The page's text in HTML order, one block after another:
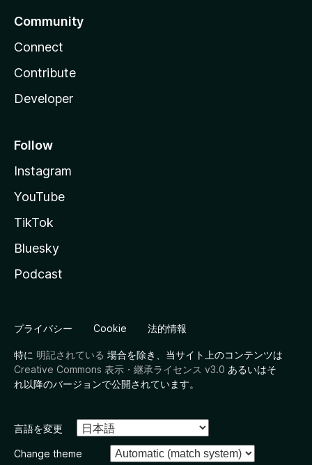
Community
Connect
Contribute
Developer
Follow
Instagram
YouTube
TikTok
Bluesky
Podcast
プライバシー Cookie 法的情報
特に 明記されている 場合を除き、当サイト上のコンテンツは
Creative Commons 表示・継承ライセンス v3.0 あるいはそ
れ以降のバージョンで公開されています。
言語を変更
Change theme